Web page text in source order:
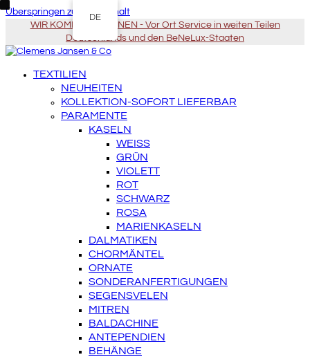
Überspringen zu Hauptinhalt
WIR KOMMEN ZU IHNEN - Vor Ort Service in weiten Teilen
Deutschlands und den BeNeLux-Staaten
TEXTILIEN
NEUHEITEN
KOLLEKTION-SOFORT LIEFERBAR
PARAMENTE
KASELN
WEISS
GRÜN
VIOLETT
ROT
SCHWARZ
ROSA
MARIENKASELN
DALMATIKEN
CHORMÄNTEL
ORNATE
SONDERANFERTIGUNGEN
SEGENSVELEN
MITREN
BALDACHINE
ANTEPENDIEN
BEHÄNGE
DE